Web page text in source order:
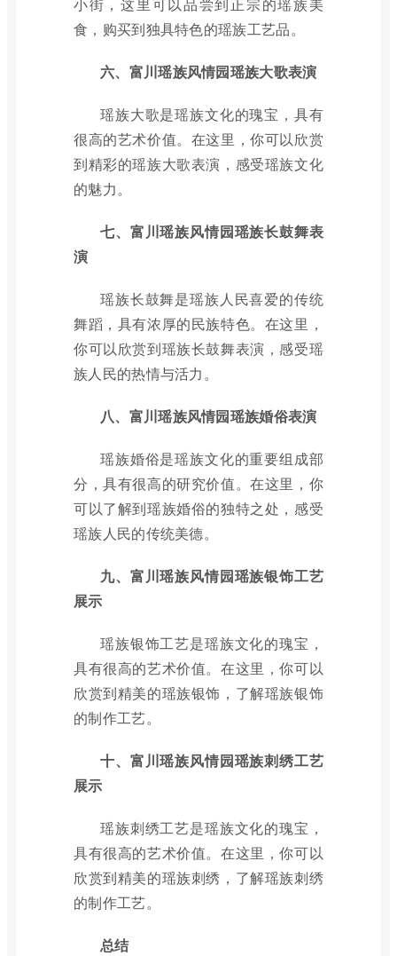
食，购买到独具特色的瑶族工艺品。
六、富川瑶族风情园瑶族大歌表演
瑶族大歌是瑶族文化的瑰宝，具有
很高的艺术价值。在这里，你可以欣赏
到精彩的瑶族大歌表演，感受瑶族文化
的魅力。
七、富川瑶族风情园瑶族长鼓舞表
演
瑶族长鼓舞是瑶族人民喜爱的传统
舞蹈，具有浓厚的民族特色。在这里，
你可以欣赏到瑶族长鼓舞表演，感受瑶
族人民的热情与活力。
八、富川瑶族风情园瑶族婚俗表演
瑶族婚俗是瑶族文化的重要组成部
分，具有很高的研究价值。在这里，你
可以了解到瑶族婚俗的独特之处，感受
瑶族人民的传统美德。
九、富川瑶族风情园瑶族银饰工艺
展示
瑶族银饰工艺是瑶族文化的瑰宝，
具有很高的艺术价值。在这里，你可以
欣赏到精美的瑶族银饰，了解瑶族银饰
的制作工艺。
十、富川瑶族风情园瑶族刺绣工艺
展示
瑶族刺绣工艺是瑶族文化的瑰宝，
具有很高的艺术价值。在这里，你可以
欣赏到精美的瑶族刺绣，了解瑶族刺绣
的制作工艺。
总结